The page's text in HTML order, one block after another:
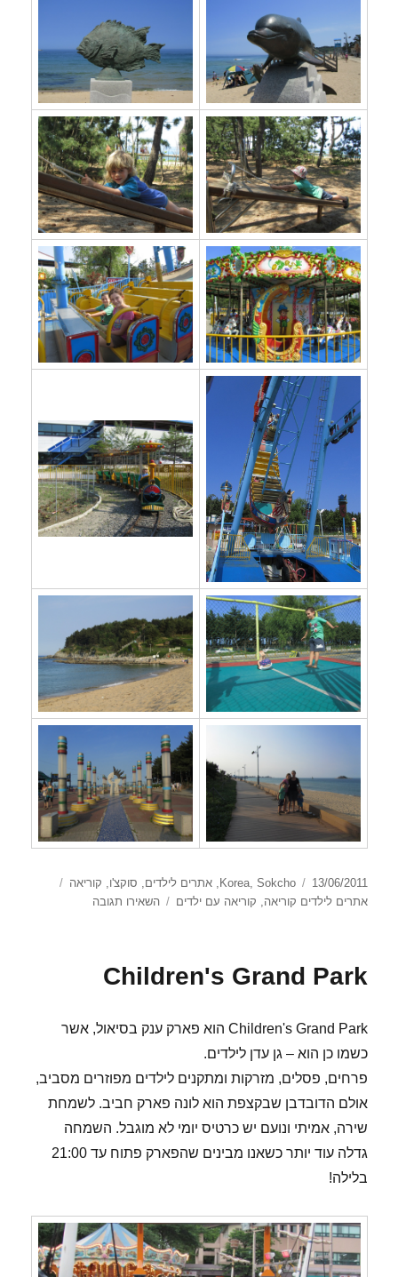
פורסם
בתאריך
13/06/2011 קטגוריות Korea, Sokcho
,אתרים לילדים, סוקצ'ו, קוריאה
אתרים לילדים קוריאה, קוריאה עם ילדים השאירו תגובה
Children's Grand Park
Children's Grand Park הוא פארק ענק בסיאול, אשר
כשמו כן הוא – גן עדן לילדים.
פרחים, פסלים, מזרקות ומתקנים לילדים מפוזרים מסביב,
אולם הדובדבן שבקצפת הוא לונה פארק חביב. לשמחת
שירה, אמיתי ונועם יש כרטיס יומי לא מוגבל. השמחה
גדלה עוד יותר כשאנו מבינים שהפארק פתוח עד 21:00
בלילה!